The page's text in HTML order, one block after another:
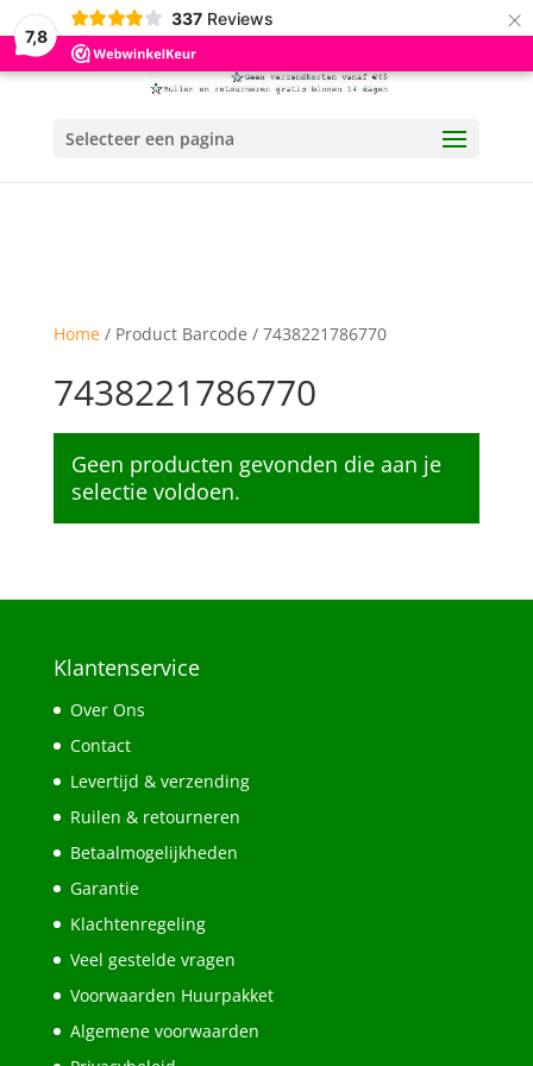
7,8
337 Reviews ×
Selecteer een pagina
Home/ Product Barcode / 7438221786770
7438221786770
Geen producten gevonden die aan je
selectie voldoen.
Klantenservice
Over Ons
Contact
Levertijd & verzending
Ruilen & retourneren
Betaalmogelijkheden
Garantie
Klachtenregeling
Veel gestelde vragen
Voorwaarden Huurpakket
Algemene voorwaarden